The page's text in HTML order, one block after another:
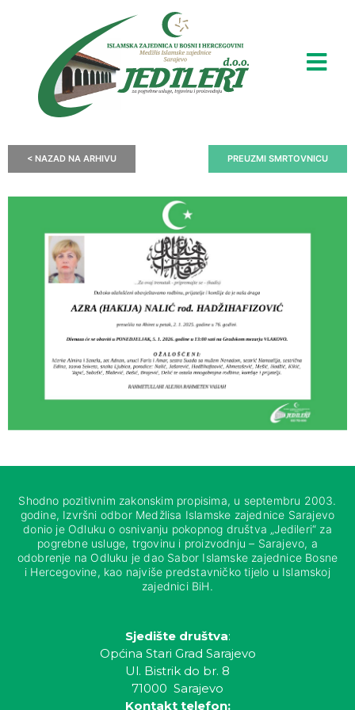
< NAZAD NA ARHIVU PREUZMI SMRTOVNICU
Shodno pozitivnim zakonskim propisima, u septembru 2003.
godine, Izvršni odbor Medžlisa Islamske zajednice Sarajevo
donio je Odluku o osnivanju pokopnog društva „Jedileri“ za
pogrebne usluge, trgovinu i proizvodnju – Sarajevo, a
odobrenje na Odluku je dao Sabor Islamske zajednice Bosne
i Hercegovine, kao najviše predstavničko tijelo u Islamskoj
zajednici BiH.
Sjedište društva:
Općina Stari Grad Sarajevo
Ul. Bistrik do br. 8
71000 Sarajevo
Kontakt telefon: